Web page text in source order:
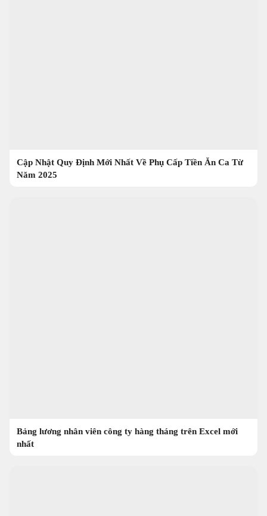
Cập Nhật Quy Định Mới Nhất Về Phụ Cấp Tiền Ăn Ca Từ
Năm 2025
Bảng lương nhân viên công ty hàng tháng trên Excel mới
nhất